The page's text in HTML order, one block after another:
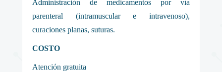
Administración de medicamentos por vía
parenteral (intramuscular e intravenoso),
curaciones planas, suturas.
COSTO
Atención gratuita